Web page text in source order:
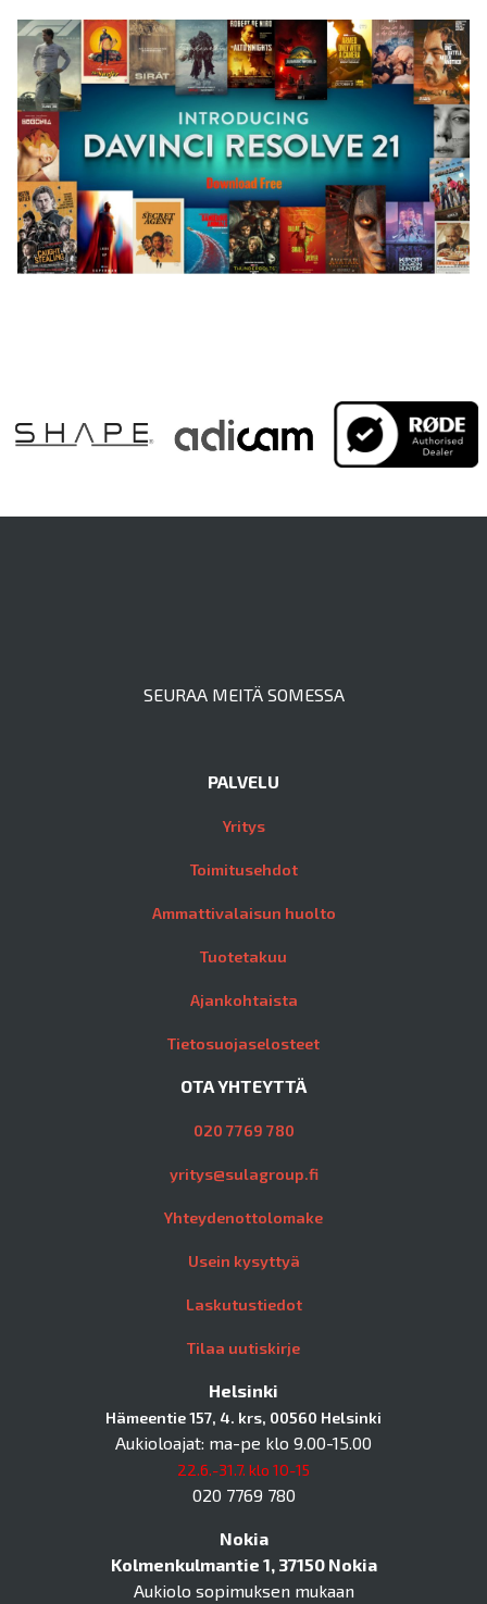
SEURAA MEITÄ SOMESSA
PALVELU
Yritys
Toimitusehdot
Ammattivalaisun huolto
Tuotetakuu
Ajankohtaista
Tietosuojaselosteet
OTA YHTEYTTÄ
020 7769 780
yritys@sulagroup.fi
Yhteydenottolomake
Usein kysyttyä
Laskutustiedot
Tilaa uutiskirje
Helsinki
Hämeentie 157, 4. krs, 00560 Helsinki
Aukioloajat: ma-pe klo 9.00-15.00
22.6.-31.7. klo 10-15
020 7769 780
Nokia
Kolmenkulmantie 1, 37150 Nokia
Aukiolo sopimuksen mukaan